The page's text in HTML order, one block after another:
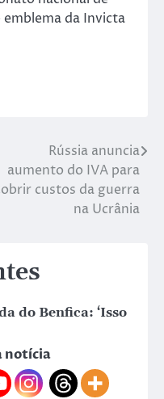
da Invicta
Rússia anuncia
aumento do IVA para
custos da guerra
na Ucrânia
do Benfica: ‘Isso
notícia